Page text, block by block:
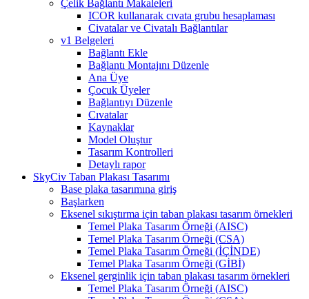
Çelik Bağlantı Makaleleri
ICOR kullanarak cıvata grubu hesaplaması
Civatalar ve Civatalı Bağlantılar
v1 Belgeleri
Bağlantı Ekle
Bağlantı Montajını Düzenle
Ana Üye
Çocuk Üyeler
Bağlantıyı Düzenle
Cıvatalar
Kaynaklar
Model Oluştur
Tasarım Kontrolleri
Detaylı rapor
SkyCiv Taban Plakası Tasarımı
Base plaka tasarımına giriş
Başlarken
Eksenel sıkıştırma için taban plakası tasarım örnekleri
Temel Plaka Tasarım Örneği (AISC)
Temel Plaka Tasarım Örneği (CSA)
Temel Plaka Tasarım Örneği (İÇİNDE)
Temel Plaka Tasarım Örneği (GİBİ)
Eksenel gerginlik için taban plakası tasarım örnekleri
Temel Plaka Tasarım Örneği (AISC)